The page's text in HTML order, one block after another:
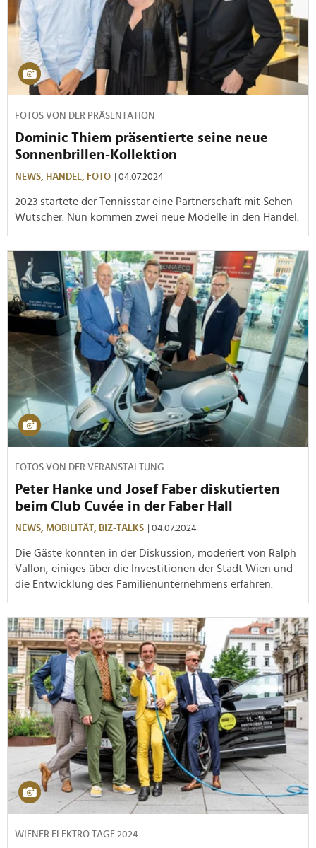
FOTOS VON DER PRÄSENTATION
Dominic Thiem präsentierte seine neue
Sonnenbrillen-Kollektion
NEWS, HANDEL, FOTO | 04.07.2024
2023 startete der Tennisstar eine Partnerschaft mit Sehen
Wutscher. Nun kommen zwei neue Modelle in den Handel.
FOTOS VON DER VERANSTALTUNG
Peter Hanke und Josef Faber diskutierten
beim Club Cuvée in der Faber Hall
NEWS, MOBILITÄT, BIZ-TALKS | 04.07.2024
Die Gäste konnten in der Diskussion, moderiert von Ralph
Vallon, einiges über die Investitionen der Stadt Wien und
die Entwicklung des Familienunternehmens erfahren.
WIENER ELEKTRO TAGE 2024